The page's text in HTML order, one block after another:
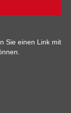
Sie einen Link mit